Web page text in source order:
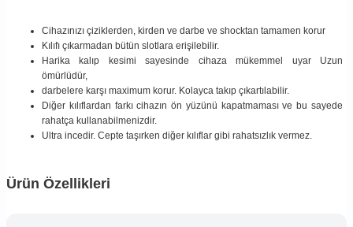
Cihazınızı çiziklerden, kirden ve darbe ve shocktan tamamen korur
Kılıfı çıkarmadan bütün slotlara erişilebilir.
Harika kalıp kesimi sayesinde cihaza mükemmel uyar Uzun
ömürlüdür,
darbelere karşı maximum korur. Kolayca takıp çıkartılabilir.
Diğer kılıflardan farkı cihazın ön yüzünü kapatmaması ve bu sayede
rahatça kullanabilmenizdir.
Ultra incedir. Cepte taşırken diğer kılıflar gibi rahatsızlık vermez.
Ürün Özellikleri